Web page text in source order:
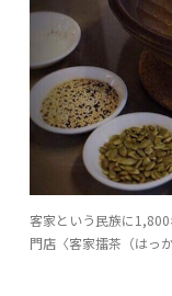
客家という民族に
門店〈客家擂茶（はっ